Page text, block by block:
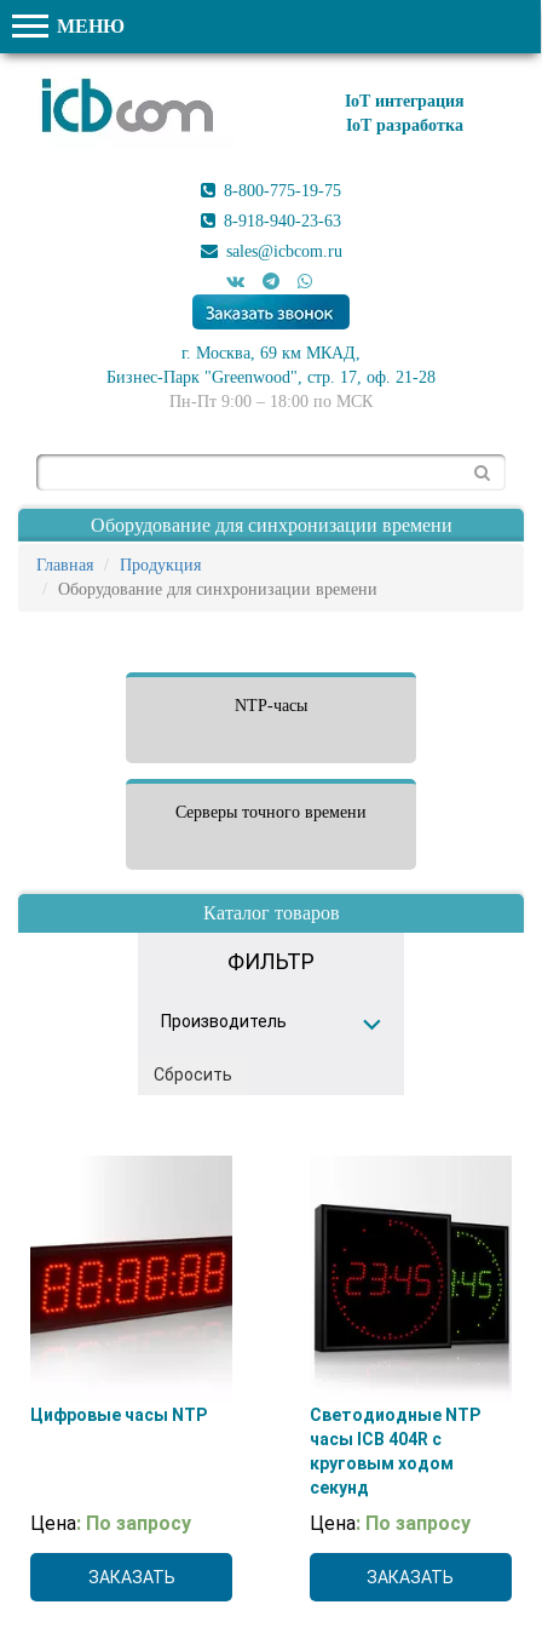
МЕНЮ
IoT интеграция
IoT разработка
8-800-775-19-75
8-918-940-23-63
sales@icbcom.ru
г. Москва, 69 км МКАД,
Бизнес-Парк "Greenwood", стр. 17, оф. 21-28
Пн-Пт 9:00 – 18:00 по МСК
Оборудование для синхронизации времени
Главная
Продукция
Оборудование для синхронизации времени
NTP-часы
Cерверы точного времени
Каталог товаров
ФИЛЬТР
Производитель
Bodet
Нет
Сбросить
Цифровые часы NTP
Цена: По запросу
ЗАКАЗАТЬ
Светодиодные NTP
часы ICB 404R с
круговым ходом
секунд
Цена: По запросу
ЗАКАЗАТЬ